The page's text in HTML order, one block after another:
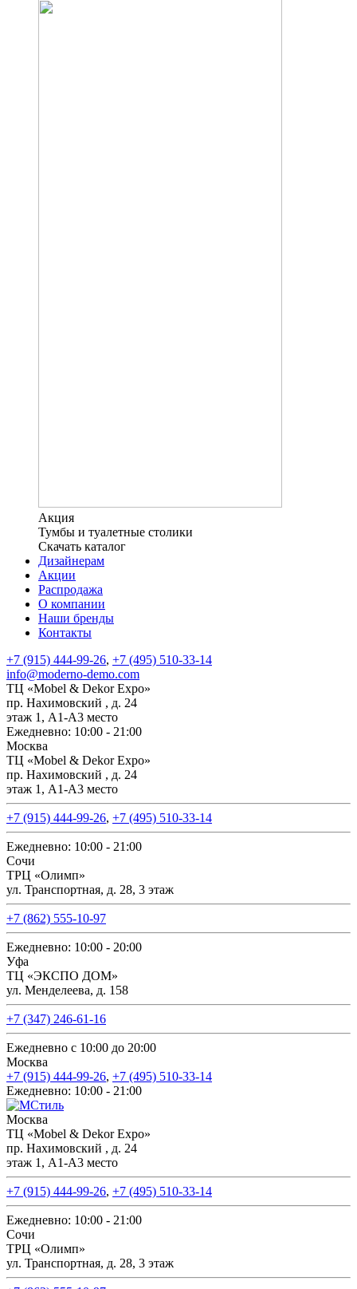
Акция
Тумбы и туалетные столики
Скачать каталог
Дизайнерам
Акции
Распродажа
О компании
Наши бренды
Контакты
+7 (915) 444-99-26, +7 (495) 510-33-14
info@moderno-demo.com
ТЦ «Mobel & Dekor Expo»
пр. Нахимовский , д. 24
этаж 1, А1-А3 место
Ежедневно: 10:00 - 21:00
Москва
ТЦ «Mobel & Dekor Expo»
пр. Нахимовский , д. 24
этаж 1, А1-А3 место
+7 (915) 444-99-26, +7 (495) 510-33-14
Ежедневно: 10:00 - 21:00
Сочи
ТРЦ «Олимп»
ул. Транспортная, д. 28, 3 этаж
+7 (862) 555-10-97
Ежедневно: 10:00 - 20:00
Уфа
ТЦ «ЭКСПО ДОМ»
ул. Менделеева, д. 158
+7 (347) 246-61-16
Ежедневно с 10:00 до 20:00
Москва
+7 (915) 444-99-26, +7 (495) 510-33-14
Ежедневно: 10:00 - 21:00
Москва
ТЦ «Mobel & Dekor Expo»
пр. Нахимовский , д. 24
этаж 1, А1-А3 место
+7 (915) 444-99-26, +7 (495) 510-33-14
Ежедневно: 10:00 - 21:00
Сочи
ТРЦ «Олимп»
ул. Транспортная, д. 28, 3 этаж